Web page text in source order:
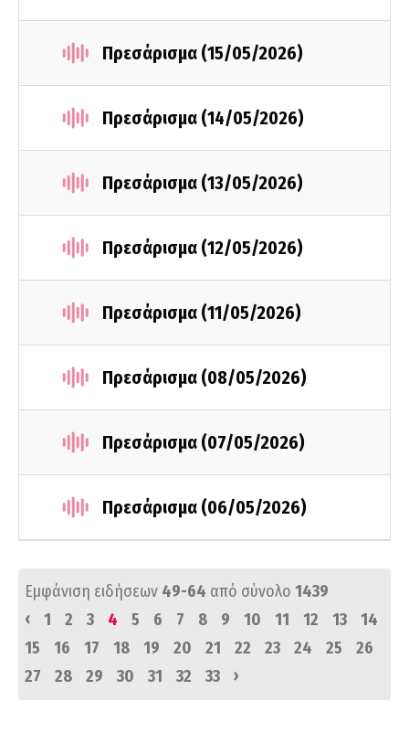
Πρεσάρισμα (15/05/2026)
Πρεσάρισμα (14/05/2026)
Πρεσάρισμα (13/05/2026)
Πρεσάρισμα (12/05/2026)
Πρεσάρισμα (11/05/2026)
Πρεσάρισμα (08/05/2026)
Πρεσάρισμα (07/05/2026)
Πρεσάρισμα (06/05/2026)
Εμφάνιση ειδήσεων 49-64 από σύνολο 1439
‹
1 2 3 4 5 6 7 8 9 10 11 12 13
14
15
16 17 18 19 20 21 22 23 24 25
26
27
28 29 30 31 32 33 ›